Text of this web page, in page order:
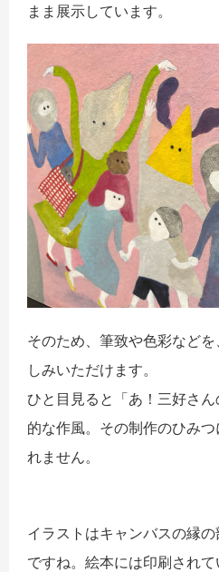
まま展示しています。
そのため、筆致や色彩など
しみいただけます。
ひと目見ると「あ！三好さ
的な作風。その制作のひみ
れません。
イラストはキャンバスの縁
ですね。絵本には印刷され